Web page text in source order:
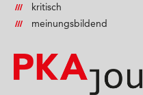
kritisch
meinungsbildend